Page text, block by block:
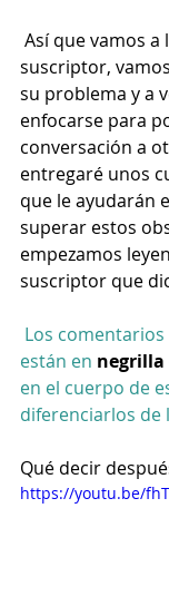
suscriptor,
su problema y a
enfocarse para
conversación a
entregaré unos
que le ayudarán
superar estos
empezamos
suscriptor que
Los
están en negrilla
en el cuerpo de
diferenciarlos de
Qué decir
https://youtu.be/